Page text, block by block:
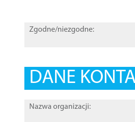
Zgodne/niezgodne:
DANE
Nazwa organizacji: